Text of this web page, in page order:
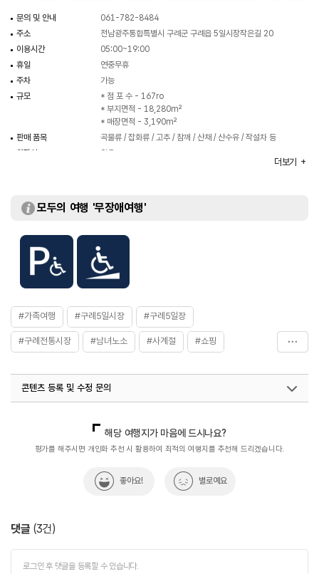
문의 및 안내
061-782-8484
주소
전남광주통합특별시 구례군 구례읍 5일시장작은길 20
이용시간
05:00~19:00
휴일
연중무휴
주차
가능
규모
* 점 포 수 - 167ro
* 부지면적 - 18,280m²
* 매장면적 - 3,190m²
판매 품목
곡물류 / 잡화류 / 고추 / 참깨 / 산채 / 산수유 / 작설차 등
화장실
있음
더보기
모두의 여행 '무장애여행'
#가족여행 #구례5일시장 #구례5일장
#구례전통시장 #남녀노소 #사계절 #쇼핑
#재래시장 #전통시장
콘텐츠 등록 및 수정 문의
열린관광콘텐츠팀(열린관광-모두의여행)
033-738-3425
해당 여행지가 마음에 드시나요?
평가를 해주시면 개인화 추천 시 활용하여 최적의 여행지를 추천해 드리겠습니다.
좋아요! 별로예요
댓글 (3건)